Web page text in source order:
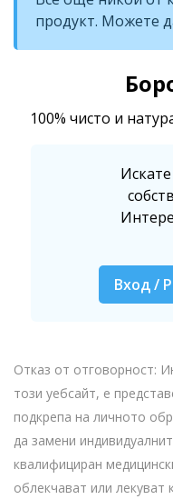
продукт. Можете
100% чисто и
Вход /
Отказ от отговорност:
този уебсайт, е
подкрепа на личното
да замени
квалифициран
облекчават или лекуват